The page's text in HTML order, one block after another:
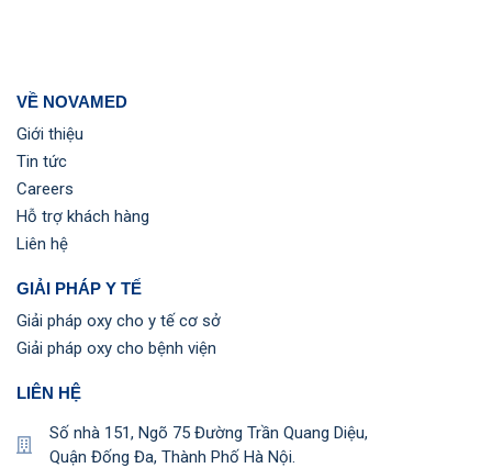
VỀ NOVAMED
Giới thiệu
Tin tức
Careers
Hỗ trợ khách hàng
Liên hệ
GIẢI PHÁP Y TẾ
Giải pháp oxy cho y tế cơ sở
Giải pháp oxy cho bệnh viện
LIÊN HỆ
Số nhà 151, Ngõ 75 Đường Trần Quang Diệu,
Quận Đống Đa, Thành Phố Hà Nội.